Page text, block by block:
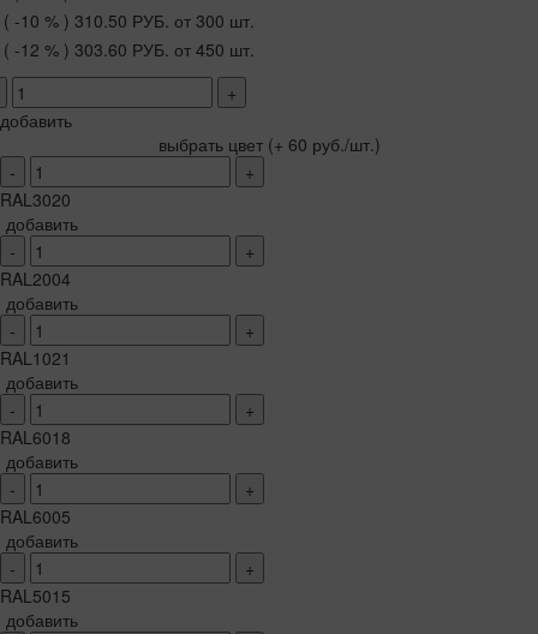
( -10 % ) 310.50 РУБ. от 300 шт.
( -12 % ) 303.60 РУБ. от 450 шт.
+
добавить
выбрать цвет (+ 60 руб./шт.)
-
+
RAL3020
добавить
-
+
RAL2004
добавить
-
+
RAL1021
добавить
-
+
RAL6018
добавить
-
+
RAL6005
добавить
-
+
RAL5015
добавить